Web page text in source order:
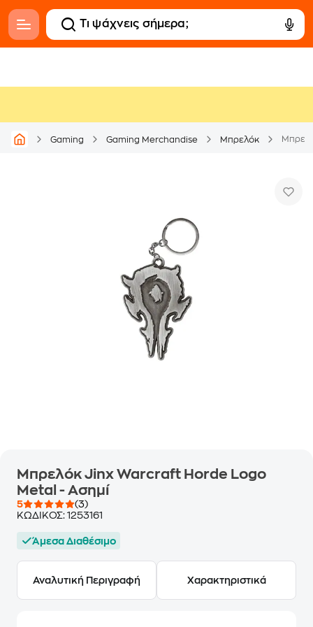
Gaming Gaming Merchandise Μπρελόκ
Μπρελόκ Jinx Warcraft Horde Logo
Metal - Ασημί
5
(3)
ΚΩΔΙΚΟΣ: 1253161
Άμεσα Διαθέσιμο
Αναλυτική Περιγραφή Χαρακτηριστικά